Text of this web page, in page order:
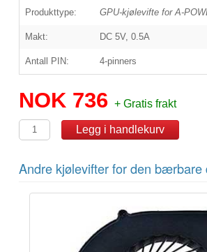
Produkttype: GPU-kjølevifte for A-
Makt: DC 5V, 0.5A
Antall PIN: 4-pinners
NOK 736+ Gratis frakt
Andre kjølevifter for den bærbare